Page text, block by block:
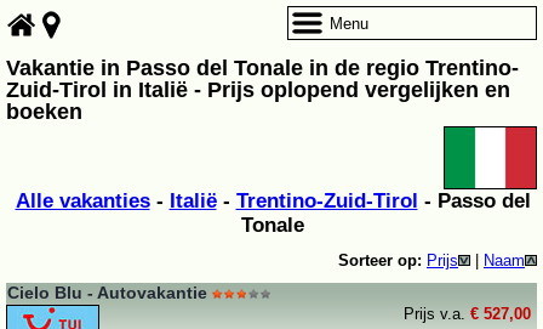
Vakantie in Passo del Tonale in de regio Trentino-
Zuid-Tirol in Italië - Prijs oplopend vergelijken en
boeken
Alle vakanties- Italië- Trentino-Zuid-Tirol - Passo del
Tonale
Sorteer op: Prijs Naam
Cielo Blu - Autovakantie
Prijs v.a. € 527,00
Menu